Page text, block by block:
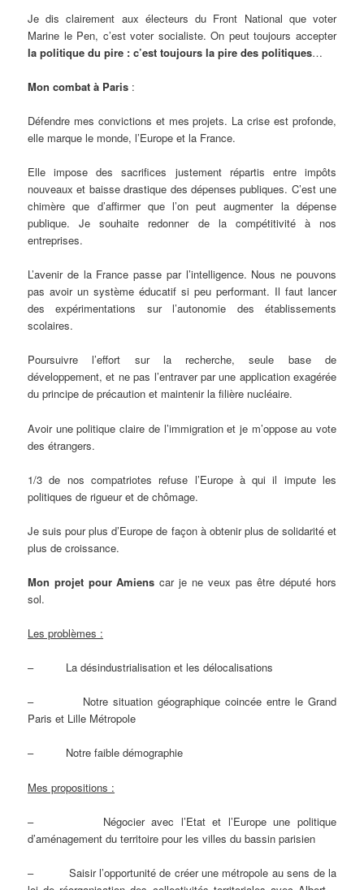
Je dis clairement aux électeurs du Front National que voter
Marine le Pen, c’est voter socialiste. On peut toujours accepter
la politique du pire : c’est toujours la pire des politiques…
Mon combat à Paris :
Défendre mes convictions et mes projets. La crise est profonde,
elle marque le monde, l’Europe et la France.
Elle impose des sacrifices justement répartis entre impôts
nouveaux et baisse drastique des dépenses publiques. C’est une
chimère que d’affirmer que l’on peut augmenter la dépense
publique. Je souhaite redonner de la compétitivité à nos
entreprises.
L’avenir de la France passe par l’intelligence. Nous ne pouvons
pas avoir un système éducatif si peu performant. Il faut lancer
des expérimentations sur l’autonomie des établissements
scolaires.
Poursuivre l’effort sur la recherche, seule base de
développement, et ne pas l’entraver par une application exagérée
du principe de précaution et maintenir la filière nucléaire.
Avoir une politique claire de l’immigration et je m’oppose au vote
des étrangers.
1/3 de nos compatriotes refuse l’Europe à qui il impute les
politiques de rigueur et de chômage.
Je suis pour plus d’Europe de façon à obtenir plus de solidarité et
plus de croissance.
Mon projet pour Amiens car je ne veux pas être député hors
sol.
Les problèmes :
– La désindustrialisation et les délocalisations
– Notre situation géographique coincée entre le Grand
Paris et Lille Métropole
– Notre faible démographie
Mes propositions :
– Négocier avec l’Etat et l’Europe une politique
d’aménagement du territoire pour les villes du bassin parisien
– Saisir l’opportunité de créer une métropole au sens de la